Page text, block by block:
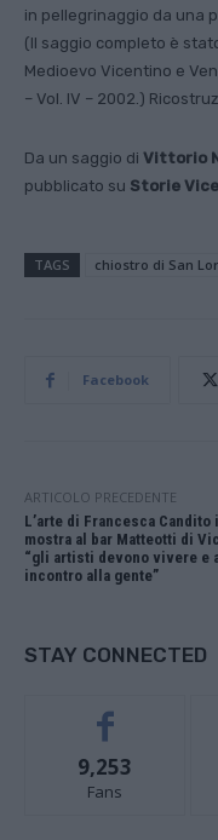
in pellegrinaggio da una
(Il saggio completo è
Medioevo Vicentino e
– Vol. IV – 2002.)
Da un saggio di Vittorio
pubblicato su Storie
TAGS chiostro di San
Facebook
ARTICOLO PRECEDENTE
L’arte di Francesca Candito
mostra al bar Matteotti di
“gli artisti devono vivere e
incontro alla gente”
STAY CONNECTED
9,253
Fans